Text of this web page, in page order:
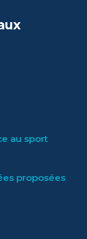
au sport
proposées